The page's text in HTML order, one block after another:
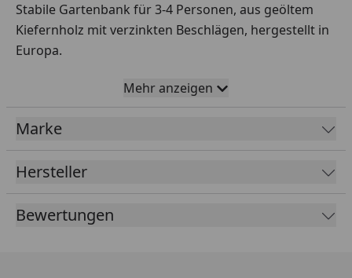
Stabile Gartenbank für 3-4 Personen, aus geöltem
Kiefernholz mit verzinkten Beschlägen, hergestellt in
Europa.
Merkmale
Mehr anzeigen
Marke
Hersteller
Bewertungen